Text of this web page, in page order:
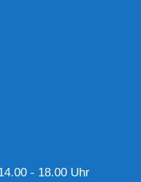
- 18.00 Uhr